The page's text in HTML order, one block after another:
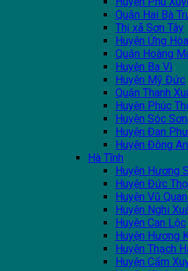
Quận Hai Bà
Thị xã Sơn Tây
Huyện Ứng Hòa
Quận Hoàng
Huyện Ba Vì
Huyện Mỹ Đức
Quận Thanh
Huyện Phúc
Huyện Sóc Sơn
Huyện Đan
Huyện Đông
Hà Tĩnh
Huyện Hương
Huyện Đức Thọ
Huyện Vũ
Huyện Nghi
Huyện Can Lộc
Huyện Hương
Huyện Thạch
Huyện Cẩm